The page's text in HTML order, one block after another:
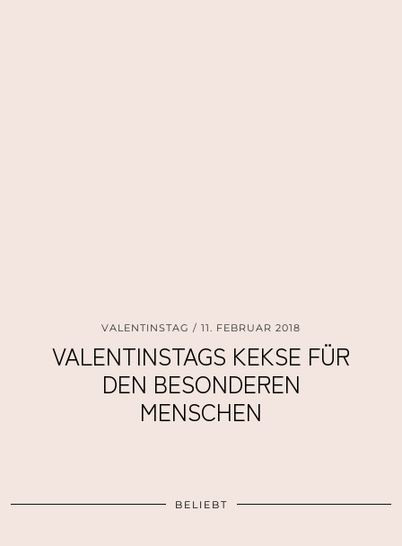
VALENTINSTAG 11. FEBRUAR 2018
VALENTINSTAGS KEKSE FÜR
DEN BESONDEREN
MENSCHEN
BELIEBT